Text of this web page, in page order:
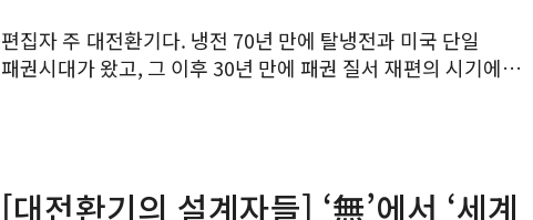
편집자 주 대전환기다. 냉전 70년 만에 탈냉전과 미국 단일
패권시대가 왔고, 그 이후 30년 만에 패권 질서 재편의 시기에
[대전환기의 설계자들] ‘無’에서 ‘세계